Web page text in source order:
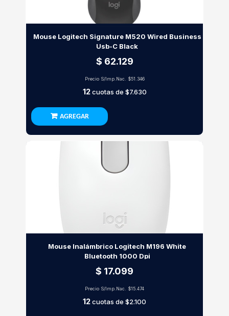
Mouse Logitech Signature M520 Wired Business
Usb-C Black
$ 62.129
Precio S/Imp.Nac. $51.346
12cuotas de $7.630
AGREGAR
Mouse Inalámbrico Logitech M196 White
Bluetooth 1000 Dpi
$ 17.099
Precio S/Imp.Nac. $15.474
12cuotas de $2.100